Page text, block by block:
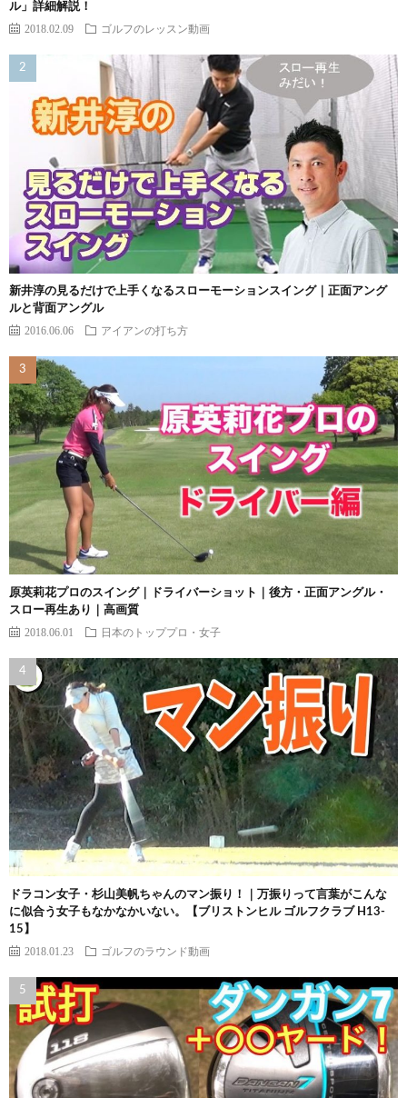
ル」詳細解説！
2018.02.09 ゴルフのレッスン動画
新井淳の見るだけで上手くなるスローモーションスイング｜正面アング
ルと背面アングル
2016.06.06 アイアンの打ち方
原英莉花プロのスイング｜ドライバーショット｜後方・正面アングル・
スロー再生あり｜高画質
2018.06.01 日本のトッププロ・女子
ドラコン女子・杉山美帆ちゃんのマン振り！｜万振りって言葉がこんな
に似合う女子もなかなかいない。【ブリストンヒル ゴルフクラブ H13-
15】
2018.01.23 ゴルフのラウンド動画